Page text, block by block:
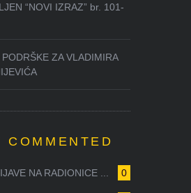
“NOVI IZRAZ” br. 101-
ZA VLADIMIRA
COMMENTED
0
NA RADIONICE ...